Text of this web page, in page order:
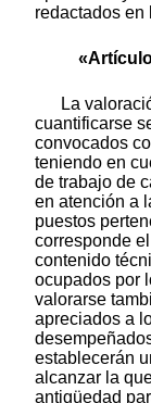
redactados en
La
cuantificarse
convocados
teniendo en
de trabajo de
en atención a
puestos
corresponde
contenido
ocupados por
valorarse
apreciados a
establecerán
alcanzar la
antigüedad